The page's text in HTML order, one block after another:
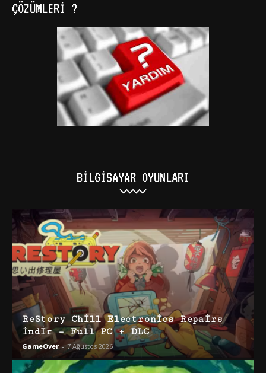
ÇÖZÜMLERI ?
BILGISAYAR OYUNLARI
ReStory Chill Electronics Repairs
İndir – Full PC + DLC
GameOver - 7 Ağustos 2026